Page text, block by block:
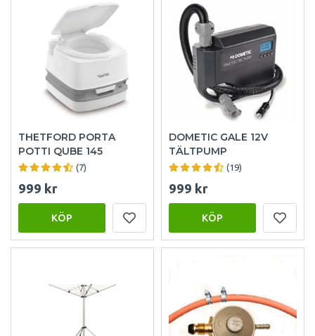
THETFORD PORTA
POTTI QUBE 145
(7)
999 kr
KÖP
DOMETIC GALE 12V
TÄLTPUMP
(19)
999 kr
KÖP